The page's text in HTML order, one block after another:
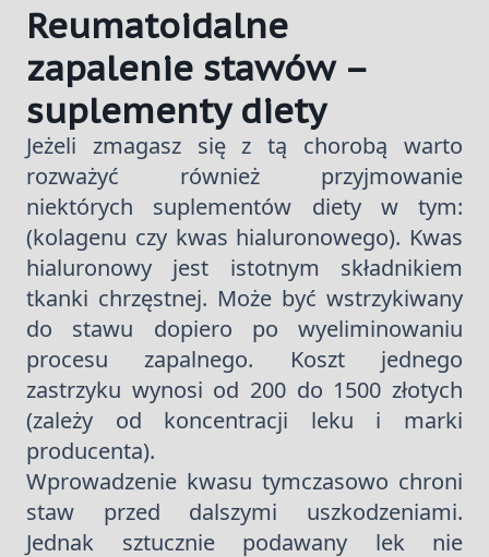
Reumatoidalne
zapalenie stawów –
suplementy diety
Jeżeli zmagasz się z tą chorobą warto
rozważyć również przyjmowanie
niektórych suplementów diety w tym:
(kolagenu czy kwas hialuronowego). Kwas
hialuronowy jest istotnym składnikiem
tkanki chrzęstnej. Może być wstrzykiwany
do stawu dopiero po wyeliminowaniu
procesu zapalnego. Koszt jednego
zastrzyku wynosi od 200 do 1500 złotych
(zależy od koncentracji leku i marki
producenta).
Wprowadzenie kwasu tymczasowo chroni
staw przed dalszymi uszkodzeniami.
Jednak sztucznie podawany lek nie